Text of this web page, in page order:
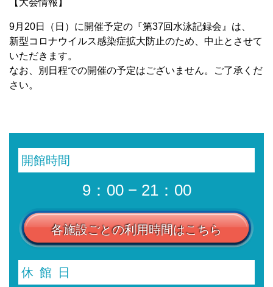
9月20日（日）に開催予定の『第37回水泳記録会』は、
新型コロナウイルス感染症拡大防止のため、中止とさせて
いただきます。
なお、別日程での開催の予定はございません。ご了承くだ
さい。
開館時間
9：00 − 21：00
各施設ごとの利用時間はこちら
休館日